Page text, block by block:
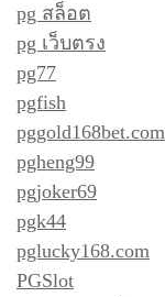
pg สล็อต
pg เว็บตรง
pg77
pgfish
pggold168bet.com
pgheng99
pgjoker69
pgk44
pglucky168.com
PGSlot